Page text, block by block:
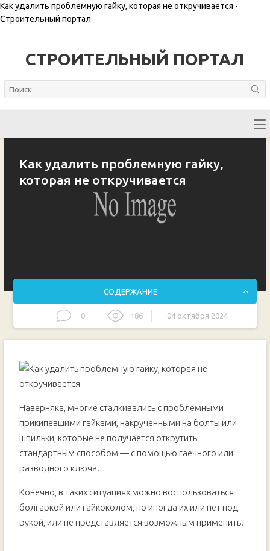
Как удалить проблемную гайку, которая не откручивается -
Строительный портал
СТРОИТЕЛЬНЫЙ ПОРТАЛ
Как удалить проблемную гайку,
которая не откручивается
СОДЕРЖАНИЕ
0 186 04 октября 2024
Наверняка, многие сталкивались с проблемными
прикипевшими гайками, накрученными на болты или
шпильки, которые не получается открутить
стандартным способом — с помощью гаечного или
разводного ключа.
Конечно, в таких ситуациях можно воспользоваться
болгаркой или гайкоколом, но иногда их или нет под
рукой, или не представляется возможным применить.